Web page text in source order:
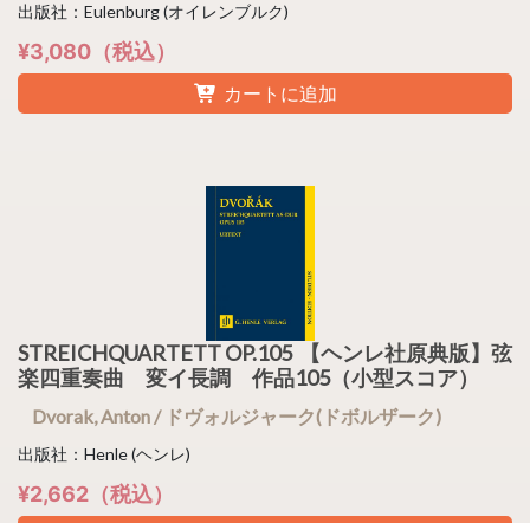
出版社：Eulenburg (オイレンブルク)
¥3,080（税込）
カートに追加
STREICHQUARTETT OP.105 【ヘンレ社原典版】弦
楽四重奏曲 変イ長調 作品105（小型スコア）
Dvorak, Anton / ドヴォルジャーク(ドボルザーク)
出版社：Henle (ヘンレ)
¥2,662（税込）